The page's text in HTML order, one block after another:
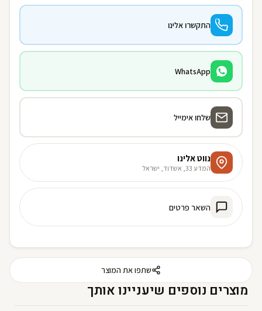
התקשרו אלינו
WhatsApp
שלחו אימייל
נווט אלינו
המדע 33, אשדוד, ישראל
השאר פרטים
שתפו את המוצר
מוצרים נוספים שיעניינו אותך